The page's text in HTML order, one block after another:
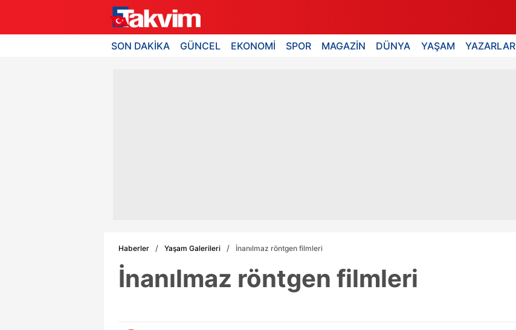
SON DAKİKA GÜNCEL EKONOMİ SPOR MAGAZİN DÜNYA YAŞAM YAZARLAR
Haberler Yaşam Galerileri İnanılmaz röntgen filmleri
İnanılmaz röntgen filmleri